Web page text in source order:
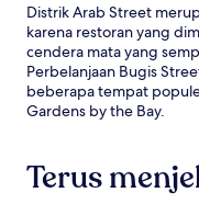
Distrik Arab Street
karena restoran yang
cendera mata yang
Perbelanjaan Bugis
beberapa tempat
Gardens by the Bay.
Terus